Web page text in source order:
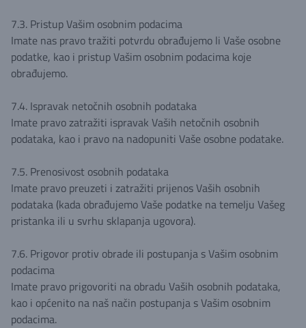
7.3. Pristup Vašim osobnim podacima
Imate nas pravo tražiti potvrdu obrađujemo li Vaše osobne
podatke, kao i pristup Vašim osobnim podacima koje
obrađujemo.
7.4. Ispravak netočnih osobnih podataka
Imate pravo zatražiti ispravak Vaših netočnih osobnih
podataka, kao i pravo na nadopuniti Vaše osobne podatake.
7.5. Prenosivost osobnih podataka
Imate pravo preuzeti i zatražiti prijenos Vaših osobnih
podataka (kada obrađujemo Vaše podatke na temelju Vašeg
pristanka ili u svrhu sklapanja ugovora).
7.6. Prigovor protiv obrade ili postupanja s Vašim osobnim
podacima
Imate pravo prigovoriti na obradu Vaših osobnih podataka,
kao i općenito na naš način postupanja s Vašim osobnim
podacima.